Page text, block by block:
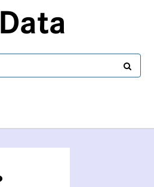
Data